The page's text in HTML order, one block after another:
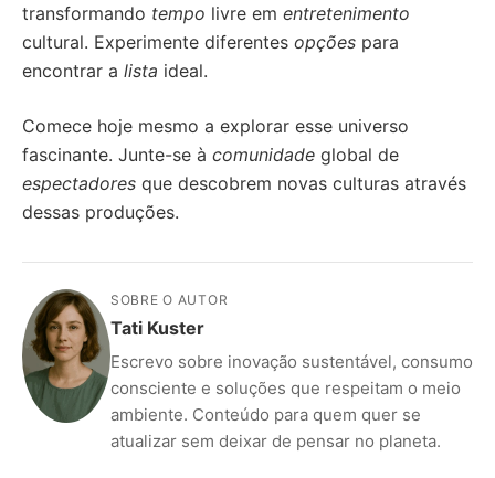
transformando tempo livre em entretenimento
cultural. Experimente diferentes opções para
encontrar a lista ideal.
Comece hoje mesmo a explorar esse universo
fascinante. Junte-se à comunidade global de
espectadores que descobrem novas culturas através
dessas produções.
SOBRE O AUTOR
Tati Kuster
Escrevo sobre inovação sustentável, consumo
consciente e soluções que respeitam o meio
ambiente. Conteúdo para quem quer se
atualizar sem deixar de pensar no planeta.